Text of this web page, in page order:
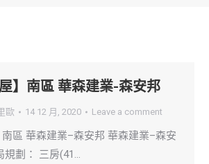
屋】南區 華森建業-森安邦
歐 14 12 月, 2020 Leave a comment
南區 華森建業–森安邦 華森建業–森安
規劃： 三房(41…